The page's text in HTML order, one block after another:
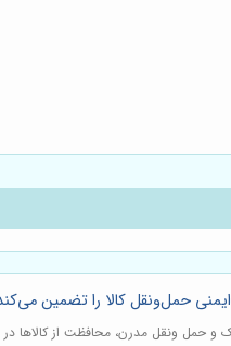
و حمل ونقل مدرن، محافظت از کالاها